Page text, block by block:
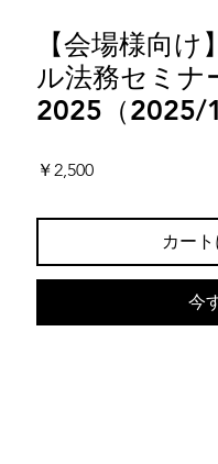
【会場様向
ル法務セミナ
2025（2025/
￥2,500価
カー
今